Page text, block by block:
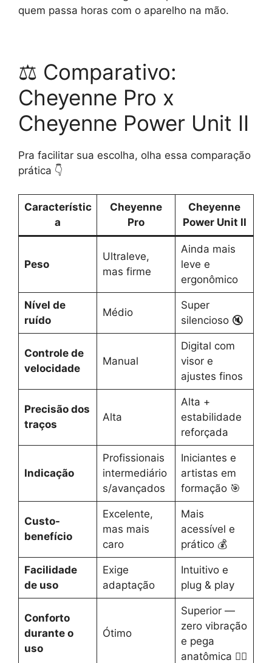
quem passa horas com o aparelho na mão.
⚖️ Comparativo:
Cheyenne Pro x
Cheyenne Power Unit II
Pra facilitar sua escolha, olha essa comparação
prática 👇
Característic
a
Cheyenne
Pro
Cheyenne
Power Unit II
Peso
Ultraleve,
mas firme
Ainda mais
leve e
ergonômico
Nível de
ruído
Médio
Super
silencioso 🔇
Controle de
velocidade
Manual
Digital com
visor e
ajustes finos
Precisão dos
traços
Alta
Alta +
estabilidade
reforçada
Indicação
Profissionais
intermediário
s/avançados
Iniciantes e
artistas em
formação 🎯
Custo-
benefício
Excelente,
mas mais
caro
Mais
acessível e
prático 💰
Facilidade
de uso
Exige
adaptação
Intuitivo e
plug & play
Conforto
durante o
uso
Ótimo
Superior —
zero vibração
e pega
anatômica 💆‍♀️